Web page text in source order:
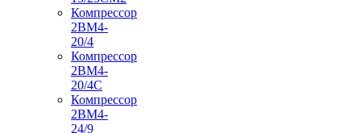
Компрессор
2ВМ4-
20/4
Компрессор
2ВМ4-
20/4С
Компрессор
2ВМ4-
24/9